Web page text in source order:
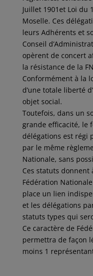
Juillet 1901et Loi du
Moselle. Ces
leurs Adhérents et
Conseil
opèrent de concert
la résistance de la
Conformément à la
d’une totale liberté
objet social.
Toutefois, dans un
grande efficacité, le
délégations est régi
par le même
Nationale, sans
Ces statuts donnent
Fédération
place un lien
et les délégations
statuts types qui
Ce caractère de
permettra de façon
moins 1